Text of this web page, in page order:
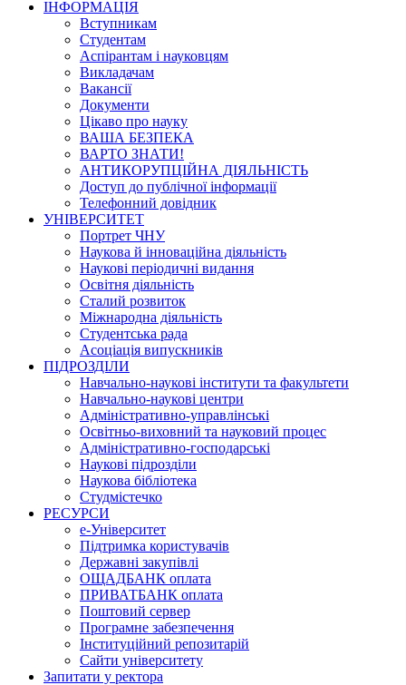
ІНФОРМАЦІЯ
Вступникам
Студентам
Аспірантам і науковцям
Викладачам
Вакансії
Документи
Цікаво про науку
ВАША БЕЗПЕКА
ВАРТО ЗНАТИ!
АНТИКОРУПЦІЙНА ДІЯЛЬНІСТЬ
Доступ до публічної інформації
Телефонний довідник
УНІВЕРСИТЕТ
Портрет ЧНУ
Наукова й інноваційна діяльність
Наукові періодичні видання
Освітня діяльність
Сталий розвиток
Міжнародна діяльність
Студентська рада
Асоціація випускників
ПІДРОЗДІЛИ
Навчально-наукові інститути та факультети
Навчально-наукові центри
Адміністративно-управлінські
Освітньо-виховний та науковий процес
Адміністративно-господарські
Наукові підрозділи
Наукова бібліотека
Студмістечко
РЕСУРСИ
е-Університет
Підтримка користувачів
Державні закупівлі
ОЩАДБАНК оплата
ПРИВАТБАНК оплата
Поштовий сервер
Програмне забезпечення
Інституційний репозитарій
Сайти університету
Запитати у ректора